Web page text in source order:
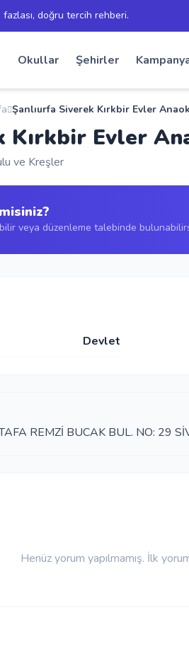
doğru tercih rehberi.
Okullar Şehirler
Şanlıurfa Siverek Kırkbir Evler
Kırkbir Evler
ve Kreşler
veya düzenleme talebinde
Devlet
REMZİ BUCAK BUL. NO: 29
Henüz yorum yapılmamış. İlk